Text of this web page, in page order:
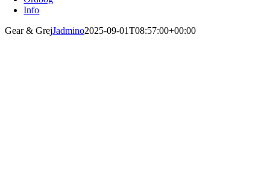
Info
Gear & GrejJadmino2025-09-01T08:57:00+00:00